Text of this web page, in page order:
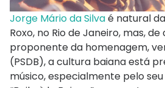
Jorge Mário da Silvaé natural
Roxo, no Rio de Janeiro, mas,
proponente da homenagem,
(PSDB), a cultura baiana está
músico, especialmente pelo